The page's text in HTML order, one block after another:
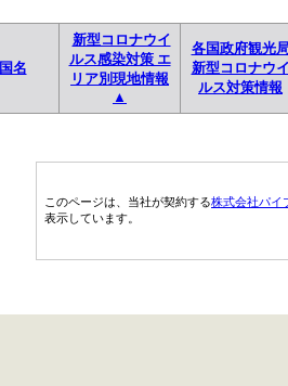
国名
新型コロナウイ
ルス感染対策 エ
リア別現地情報
▲
各国政府観光
新型コロナウ
ルス対策情報
このページは、当社が契約する株式会社パイ
表示しています。